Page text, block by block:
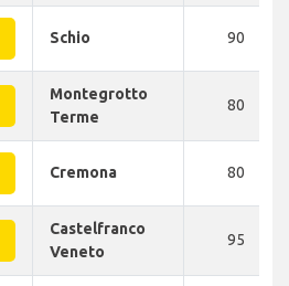
Schio 90
Montegrotto
Terme
80
Cremona 80
Castelfranco
Veneto
95